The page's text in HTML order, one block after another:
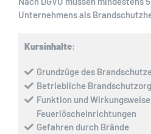
Unternehmens als
Kursinhalte:
Grundzüge des
Betriebliche
Funktion und
Feuerlöscheinrichtungen
Gefahren durch Brände